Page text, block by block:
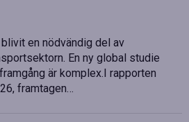
en nödvändig del av
En ny global studie
är komplex.I rapporten
framtagen…